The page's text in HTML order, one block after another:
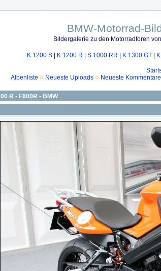
BMW-Motorrad-
Bildergalerie zu den Motorradforen
K 1200 S K 1200 R S 1000 RR K 1300 GT
Albenliste
Neueste Uploads Neueste Kommentare
R - F800R - BMW